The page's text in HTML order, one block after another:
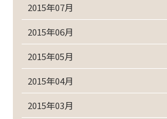
2015年07月
2015年06月
2015年05月
2015年04月
2015年03月